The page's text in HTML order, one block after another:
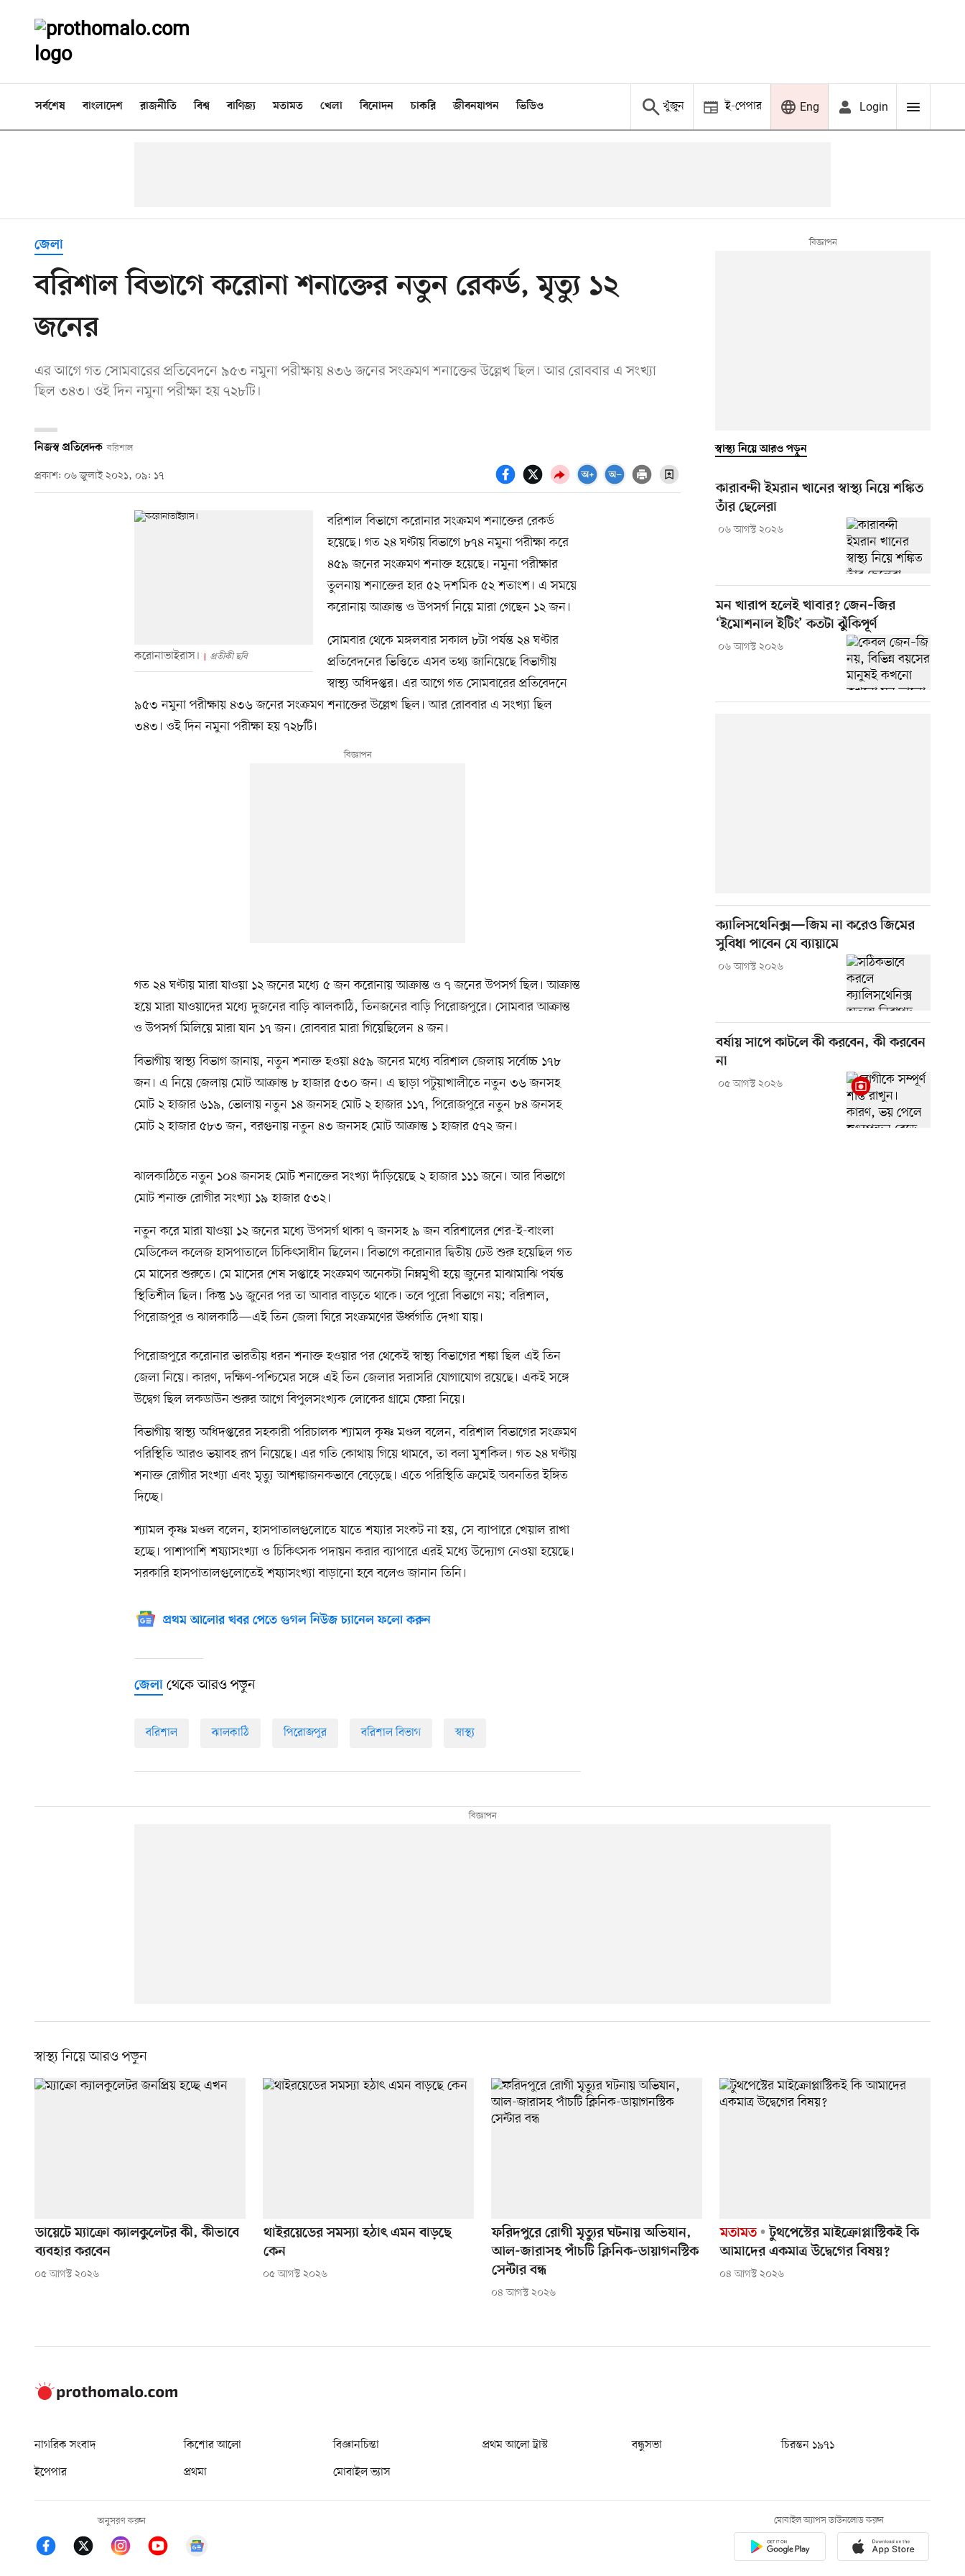
সর্বশেষ বাংলাদেশ রাজনীতি বিশ্ব বাণিজ্য মতামত খেলা বিনোদন চাকরি জীবনযাপন ভিডিও খুঁজুন ই-পেপার Eng Login
জেলা
বরিশাল বিভাগে করোনা শনাক্তের নতুন রেকর্ড, মৃত্যু ১২
জনের
এর আগে গত সোমবারের প্রতিবেদনে ৯৫৩ নমুনা পরীক্ষায় ৪৩৬ জনের সংক্রমণ শনাক্তের উল্লেখ ছিল। আর রোববার এ সংখ্যা
ছিল ৩৪৩। ওই দিন নমুনা পরীক্ষা হয় ৭২৮টি।
নিজস্ব প্রতিবেদক বরিশাল
প্রকাশ: ০৬ জুলাই ২০২১, ০৯: ১৭
করোনাভাইরাস। প্রতীকী ছবি
বরিশাল বিভাগে করোনার সংক্রমণ শনাক্তের রেকর্ড
হয়েছে। গত ২৪ ঘণ্টায় বিভাগে ৮৭৪ নমুনা পরীক্ষা করে
৪৫৯ জনের সংক্রমণ শনাক্ত হয়েছে। নমুনা পরীক্ষার
তুলনায় শনাক্তের হার ৫২ দশমিক ৫২ শতাংশ। এ সময়ে
করোনায় আক্রান্ত ও উপসর্গ নিয়ে মারা গেছেন ১২ জন।
সোমবার থেকে মঙ্গলবার সকাল ৮টা পর্যন্ত ২৪ ঘণ্টার
প্রতিবেদনের ভিত্তিতে এসব তথ্য জানিয়েছে বিভাগীয়
স্বাস্থ্য অধিদপ্তর। এর আগে গত সোমবারের প্রতিবেদনে
৯৫৩ নমুনা পরীক্ষায় ৪৩৬ জনের সংক্রমণ শনাক্তের উল্লেখ ছিল। আর রোববার এ সংখ্যা ছিল
৩৪৩। ওই দিন নমুনা পরীক্ষা হয় ৭২৮টি।
গত ২৪ ঘণ্টায় মারা যাওয়া ১২ জনের মধ্যে ৫ জন করোনায় আক্রান্ত ও ৭ জনের উপসর্গ ছিল। আক্রান্ত
হয়ে মারা যাওয়াদের মধ্যে দুজনের বাড়ি ঝালকাঠি, তিনজনের বাড়ি পিরোজপুরে। সোমবার আক্রান্ত
ও উপসর্গ মিলিয়ে মারা যান ১৭ জন। রোববার মারা গিয়েছিলেন ৪ জন।
বিভাগীয় স্বাস্থ্য বিভাগ জানায়, নতুন শনাক্ত হওয়া ৪৫৯ জনের মধ্যে বরিশাল জেলায় সর্বোচ্চ ১৭৮
জন। এ নিয়ে জেলায় মোট আক্রান্ত ৮ হাজার ৫৩০ জন। এ ছাড়া পটুয়াখালীতে নতুন ৩৬ জনসহ
মোট ২ হাজার ৬১৯, ভোলায় নতুন ১৪ জনসহ মোট ২ হাজার ১১৭, পিরোজপুরে নতুন ৮৪ জনসহ
মোট ২ হাজার ৫৮৩ জন, বরগুনায় নতুন ৪৩ জনসহ মোট আক্রান্ত ১ হাজার ৫৭২ জন।
ঝালকাঠিতে নতুন ১০৪ জনসহ মোট শনাক্তের সংখ্যা দাঁড়িয়েছে ২ হাজার ১১১ জনে। আর বিভাগে
মোট শনাক্ত রোগীর সংখ্যা ১৯ হাজার ৫৩২।
নতুন করে মারা যাওয়া ১২ জনের মধ্যে উপসর্গ থাকা ৭ জনসহ ৯ জন বরিশালের শের-ই-বাংলা
মেডিকেল কলেজ হাসপাতালে চিকিৎসাধীন ছিলেন। বিভাগে করোনার দ্বিতীয় ঢেউ শুরু হয়েছিল গত
মে মাসের শুরুতে। মে মাসের শেষ সপ্তাহে সংক্রমণ অনেকটা নিম্নমুখী হয়ে জুনের মাঝামাঝি পর্যন্ত
স্থিতিশীল ছিল। কিন্তু ১৬ জুনের পর তা আবার বাড়তে থাকে। তবে পুরো বিভাগে নয়; বরিশাল,
পিরোজপুর ও ঝালকাঠি—এই তিন জেলা ঘিরে সংক্রমণের ঊর্ধ্বগতি দেখা যায়।
পিরোজপুরে করোনার ভারতীয় ধরন শনাক্ত হওয়ার পর থেকেই স্বাস্থ্য বিভাগের শঙ্কা ছিল এই তিন
জেলা নিয়ে। কারণ, দক্ষিণ-পশ্চিমের সঙ্গে এই তিন জেলার সরাসরি যোগাযোগ রয়েছে। একই সঙ্গে
উদ্বেগ ছিল লকডাউন শুরুর আগে বিপুলসংখ্যক লোকের গ্রামে ফেরা নিয়ে।
বিভাগীয় স্বাস্থ্য অধিদপ্তরের সহকারী পরিচালক শ্যামল কৃষ্ণ মণ্ডল বলেন, বরিশাল বিভাগের সংক্রমণ
পরিস্থিতি আরও ভয়াবহ রূপ নিয়েছে। এর গতি কোথায় গিয়ে থামবে, তা বলা মুশকিল। গত ২৪ ঘণ্টায়
শনাক্ত রোগীর সংখ্যা এবং মৃত্যু আশঙ্কাজনকভাবে বেড়েছে। এতে পরিস্থিতি ক্রমেই অবনতির ইঙ্গিত
দিচ্ছে।
শ্যামল কৃষ্ণ মণ্ডল বলেন, হাসপাতালগুলোতে যাতে শয্যার সংকট না হয়, সে ব্যাপারে খেয়াল রাখা
হচ্ছে। পাশাপাশি শয্যাসংখ্যা ও চিকিৎসক পদায়ন করার ব্যাপারে এরই মধ্যে উদ্যোগ নেওয়া হয়েছে।
সরকারি হাসপাতালগুলোতেই শয্যাসংখ্যা বাড়ানো হবে বলেও জানান তিনি।
প্রথম আলোর খবর পেতে গুগল নিউজ চ্যানেল ফলো করুন
জেলা থেকে আরও পড়ুন
বরিশাল ঝালকাঠি পিরোজপুর বরিশাল বিভাগ স্বাস্থ্য
স্বাস্থ্য নিয়ে আরও পড়ুন
কারাবন্দী ইমরান খানের স্বাস্থ্য নিয়ে শঙ্কিত
তাঁর ছেলেরা
০৬ আগস্ট ২০২৬
মন খারাপ হলেই খাবার? জেন–জির
‘ইমোশনাল ইটিং’ কতটা ঝুঁকিপূর্ণ
০৬ আগস্ট ২০২৬
ক্যালিসথেনিক্স—জিম না করেও জিমের
সুবিধা পাবেন যে ব্যায়ামে
০৬ আগস্ট ২০২৬
বর্ষায় সাপে কাটলে কী করবেন, কী করবেন
না
০৫ আগস্ট ২০২৬
স্বাস্থ্য নিয়ে আরও পড়ুন
ডায়েটে ম্যাক্রো ক্যালকুলেটর কী, কীভাবে
ব্যবহার করবেন
০৫ আগস্ট ২০২৬
থাইরয়েডের সমস্যা হঠাৎ এমন বাড়ছে
কেন
০৫ আগস্ট ২০২৬
ফরিদপুরে রোগী মৃত্যুর ঘটনায় অভিযান,
আল-জারাসহ পাঁচটি ক্লিনিক-ডায়াগনস্টিক
সেন্টার বন্ধ
০৪ আগস্ট ২০২৬
মতামত
টুথপেস্টের মাইক্রোপ্লাস্টিকই কি
আমাদের একমাত্র উদ্বেগের বিষয়?
০৪ আগস্ট ২০২৬
নাগরিক সংবাদ কিশোর আলো বিজ্ঞানচিন্তা প্রথম আলো ট্রাস্ট বন্ধুসভা
চিরন্তন ১৯৭১
ইপেপার
প্রথমা মোবাইল ভ্যাস
অনুসরণ করুন মোবাইল অ্যাপস ডাউনলোড করুন